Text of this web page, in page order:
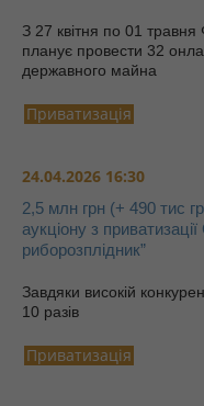
З 27 квітня по 01
планує провести 32
державного майна
Приватизація
24.04.2026 16:30
2,5 млн грн (+ 490 тис
аукціону з
риборозплідник”
Завдяки високій
10 разів
Приватизація